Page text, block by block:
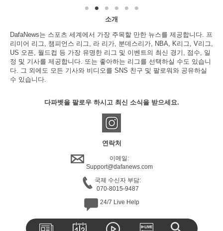
소개
DafaNews는 스포츠 세계에서 가장 주목할 만한 뉴스를 제공합니다. 프
리미어 리그, 챔피언스 리그, 라 리가, 분데스리가, NBA, K리그, V리그,
US 오픈, 월드컵 등 가장 유명한 리그 및 이벤트의 최신 경기, 점수, 일
정 및 기사를 제공합니다. 또는 좋아하는 리그를 선택하실 수도 있습니
다. 그 외에도 모든 기사와 비디오를 SNS 친구 및 팔로워와 공유하실
수 있습니다.
다파벳을 팔로우 하시고 최신 소식을 받으세요.
연락처
이메일:
Support@dafanews.com
국제 수신자 부담:
070-8015-9487
24/7 Live Help